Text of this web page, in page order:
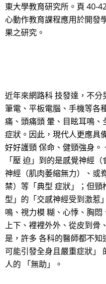
東大學教育研究所。頁 40-
心動作教育課程應用於開發
果之研究。
近年來網路科 技發達，不分
筆電、平板電腦、手機等各
痛、頭痛頭 暈、目眩耳鳴
症狀。因此，現代人更應具
好好護頸 保命、健頸強身
「壓 迫」到的是感覺神經（
神經（肌肉萎縮無力）、或
禁）等「典型 症狀」；但
型」的「交感神經受到激惹
鳴、視力模 糊、心悸、胸
上下、裡裡外外、從皮到骨
是，許多 各科的醫師都不
可能引發全身且嚴重症狀」
人的 「無助」。